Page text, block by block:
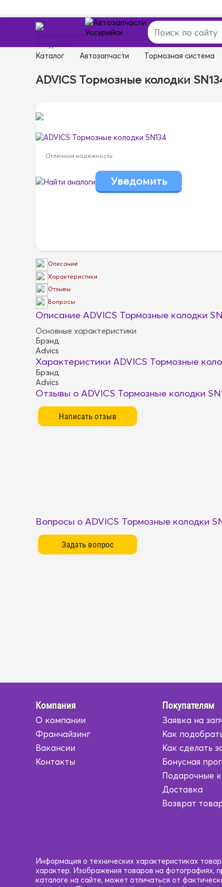
Каталог Автозапчасти Тормозная система
ADVICS Тормозные колодки
Отличная надежность
Найти аналоги
Описание
Характеристики
Отзывы
Вопросы
Описание ADVICS Тормозные колодки
Основные характеристики
Брэнд
Advics
Характеристики ADVICS Тормозные
Брэнд
Advics
Отзывы о ADVICS Тормозные колодки
Вопросы о ADVICS Тормозные колодки
Компания
О компании
Франчайзинг
Вакансии
Контакты
Покупателям
Заявка на
Как
Как сделать
Бонусная
Подарочные
Доставка
Возврат
Информация о технических характеристиках
характер. Изображения товаров на фотографиях,
каталоге на сайте, может отличаться от